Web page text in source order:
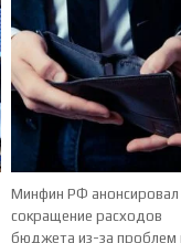
Минфин РФ анонсировал
сокращение расходов
бюджета из-за проблем